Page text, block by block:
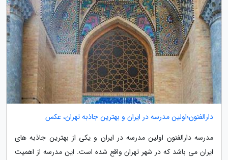
دارالفنون؛اولین مدرسه در ایران و بهترین جاذبه تهران، عکس
مدرسه دارالفنون اولین مدرسه در ایران و یکی از بهترین جاذبه های
ایران می باشد که در شهر تهران واقع شده است. این مدرسه از اهمیت